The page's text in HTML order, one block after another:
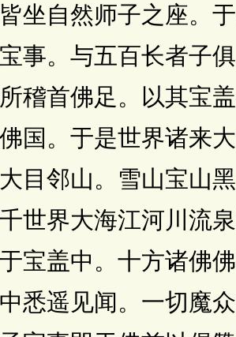
坐自然师子之座。
事。与五百长者子
稽首佛足。以其宝
国。于是世界诸来
目邻山。雪山宝山
世界大海江河川流
宝盖中。十方诸佛
悉遥见闻。一切魔